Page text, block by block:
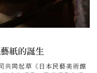
紙的誕生
共同起草《日本民藝美術館